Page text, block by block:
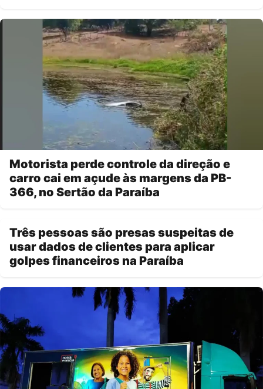
Motorista perde controle da direção e
carro cai em açude às margens da PB-
366, no Sertão da Paraíba
Três pessoas são presas suspeitas de
usar dados de clientes para aplicar
golpes financeiros na Paraíba